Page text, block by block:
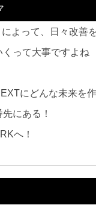
よって、日々改善
って大事ですよね
にどんな未来を
にある！
へ！